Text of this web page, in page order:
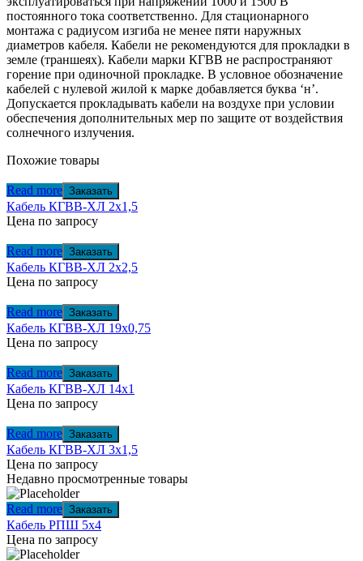
постоянного тока соответственно. Для стационарного
монтажа с радиусом изгиба не менее пяти наружных
диаметров кабеля. Кабели не рекомендуются для прокладки в
земле (траншеях). Кабели марки КГВВ не распространяют
горение при одиночной прокладке. В условное обозначение
кабелей с нулевой жилой к марке добавляется буква ‘н’.
Допускается прокладывать кабели на воздухе при условии
обеспечения дополнительных мер по защите от воздействия
солнечного излучения.
Похожие товары
Read more Заказать
Кабель КГВВ-ХЛ 2х1,5
Цена по запросу
Read more Заказать
Кабель КГВВ-ХЛ 2х2,5
Цена по запросу
Read more Заказать
Кабель КГВВ-ХЛ 19х0,75
Цена по запросу
Read more Заказать
Кабель КГВВ-ХЛ 14х1
Цена по запросу
Read more Заказать
Кабель КГВВ-ХЛ 3х1,5
Цена по запросу
Недавно просмотренные товары
Read more Заказать
Кабель РПШ 5х4
Цена по запросу